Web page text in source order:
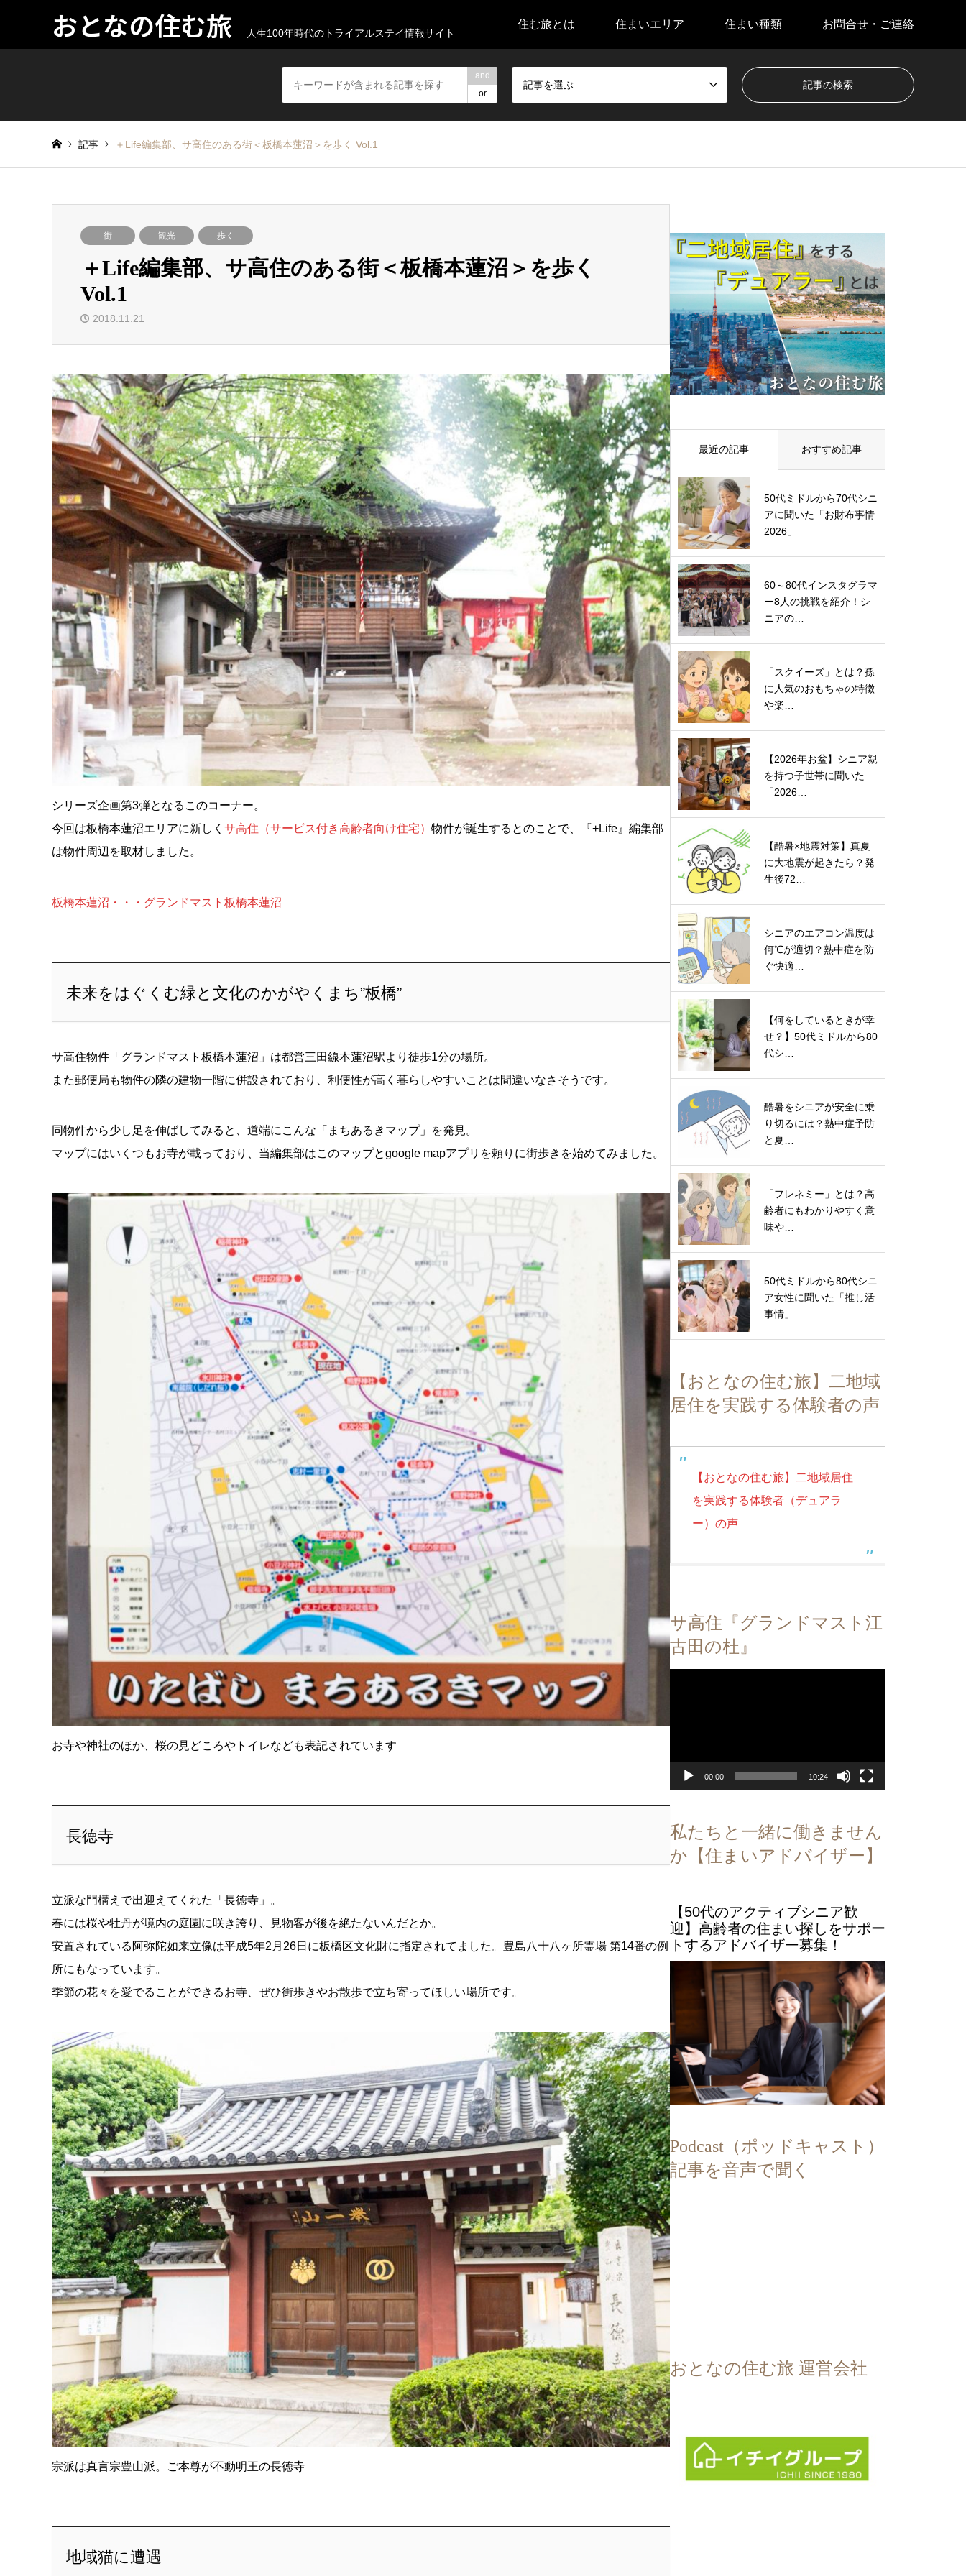
おとなの住む旅 人生100年時代のトライアルステイ情報サイト
住む旅とは 住まいエリア 住まい種類 お問合せ・ご連絡
and
or
記事を選ぶ
記事 ＋Life編集部、サ高住のある街＜板橋本蓮沼＞を歩く Vol.1
街 観光 歩く
＋Life編集部、サ高住のある街＜板橋本蓮沼＞を歩く
Vol.1
2018.11.21
シリーズ企画第3弾となるこのコーナー。
今回は板橋本蓮沼エリアに新しく サ高住（サービス付き高齢者向け住宅） 物件が誕生するとのことで、『+Life』編集部
は物件周辺を取材しました。
板橋本蓮沼・・・グランドマスト板橋本蓮沼
未来をはぐくむ緑と文化のかがやくまち”板橋”
サ高住物件「グランドマスト板橋本蓮沼」は都営三田線本蓮沼駅より徒歩1分の場所。
また郵便局も物件の隣の建物一階に併設されており、利便性が高く暮らしやすいことは間違いなさそうです。
同物件から少し足を伸ばしてみると、道端にこんな「まちあるきマップ」を発見。
マップにはいくつもお寺が載っており、当編集部はこのマップとgoogle mapアプリを頼りに街歩きを始めてみました。
お寺や神社のほか、桜の見どころやトイレなども表記されています
長徳寺
立派な門構えで出迎えてくれた「長徳寺」。
春には桜や牡丹が境内の庭園に咲き誇り、見物客が後を絶たないんだとか。
安置されている阿弥陀如来立像は平成5年2月26日に板橋区文化財に指定されてました。豊島八十八ヶ所霊場 第14番の例
所にもなっています。
季節の花々を愛でることができるお寺、ぜひ街歩きやお散歩で立ち寄ってほしい場所です。
宗派は真言宗豊山派。ご本尊が不動明王の長徳寺
地域猫に遭遇
最近の記事 おすすめ記事
50代ミドルから70代シニ
アに聞いた「お財布事情
2026」
60～80代インスタグラマ
ー8人の挑戦を紹介！シ
ニアの…
「スクイーズ」とは？孫
に人気のおもちゃの特徴
や楽…
【2026年お盆】シニア親
を持つ子世帯に聞いた
「2026…
【酷暑×地震対策】真夏
に大地震が起きたら？発
生後72…
シニアのエアコン温度は
何℃が適切？熱中症を防
ぐ快適…
【何をしているときが幸
せ？】50代ミドルから80
代シ…
酷暑をシニアが安全に乗
り切るには？熱中症予防
と夏…
「フレネミー」とは？高
齢者にもわかりやすく意
味や…
50代ミドルから80代シニ
ア女性に聞いた「推し活
事情」
【おとなの住む旅】二地域
居住を実践する体験者の声
【おとなの住む旅】二地域居住
を実践する体験者（デュアラ
ー）の声
サ高住『グランドマスト江
古田の杜』
レ
ヤ
00:00 10:24
私たちと一緒に働きません
か【住まいアドバイザー】
【50代のアクティブシニア歓
迎】高齢者の住まい探しをサポー
トするアドバイザー募集！
Podcast（ポッドキャスト）
記事を音声で聞く
おとなの住む旅 運営会社